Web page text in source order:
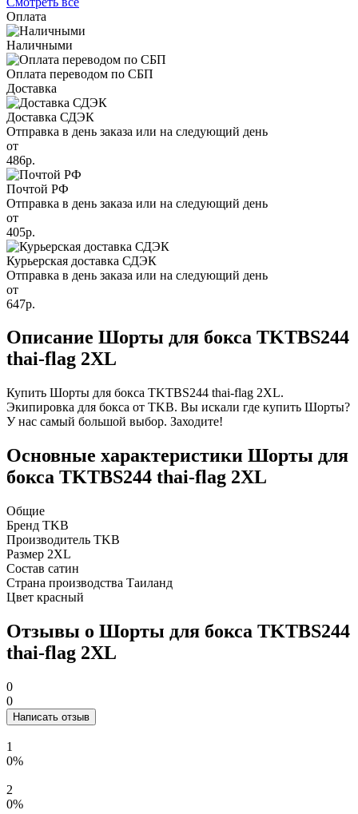
Оплата
Наличными
Оплата переводом по СБП
Доставка
Доставка СДЭК
Отправка в день заказа или на следующий день
от
486р.
Почтой РФ
Отправка в день заказа или на следующий день
от
405р.
Курьерская доставка СДЭК
Отправка в день заказа или на следующий день
от
647р.
Описание Шорты для бокса TKTBS244
thai-flag 2XL
Купить Шорты для бокса TKTBS244 thai-flag 2XL.
Экипировка для бокса от TKB. Вы искали где купить Шорты?
У нас самый большой выбор. Заходите!
Основные характеристики Шорты для
бокса TKTBS244 thai-flag 2XL
Общие
Бренд TKB
Производитель TKB
Размер 2XL
Состав сатин
Страна производства Таиланд
Цвет красный
Отзывы о Шорты для бокса TKTBS244
thai-flag 2XL
0
0
Написать отзыв
1
0%
2
0%